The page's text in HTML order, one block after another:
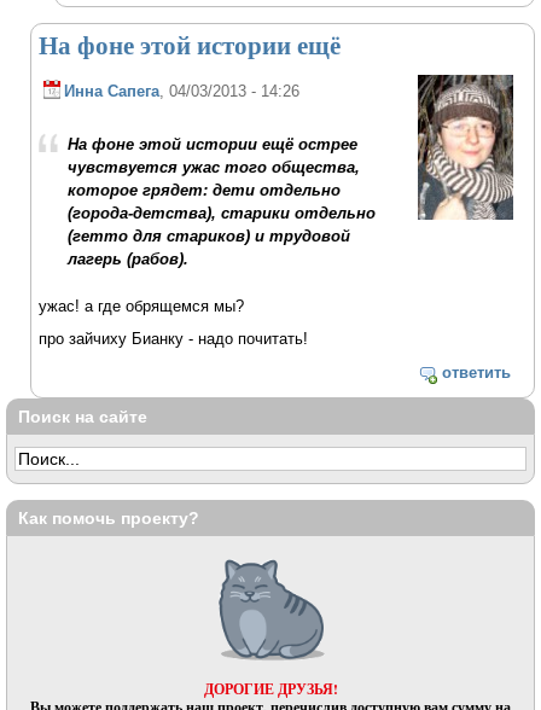
На фоне этой истории ещё
Инна Сапега, 04/03/2013 - 14:26
На фоне этой истории ещё острее
чувствуется ужас того общества,
которое грядет: дети отдельно
(города-детства), старики отдельно
(гетто для стариков) и трудовой
лагерь (рабов).
ужас! а где обрящемся мы?
про зайчиху Бианку - надо почитать!
ответить
Поиск на сайте
Как помочь проекту?
ДОРОГИЕ ДРУЗЬЯ!